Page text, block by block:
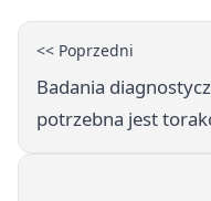
<< Poprzedni
Badania
potrzebna jest